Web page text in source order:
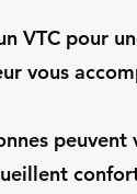
VTC pour
vous
peuvent